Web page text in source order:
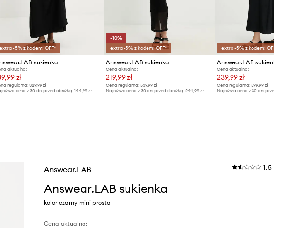
extra -5% z kodem: OFF*
sukienka
aktualna:
zł
regularna: 329,99 zł
cena z 30 dni przed obniżką: 144,99 zł
-10%
extra -5% z kodem: OFF*
Answear.LAB sukienka
Cena aktualna:
219,99 zł
Cena regularna:539,99 zł
Najniższa cena z 30 dni przed obniżką:244,99 zł
extra -5% z kodem: OFF*
Answear.LAB sukienka
Cena aktualna:
239,99 zł
Cena regularna: 599,99 zł
Najniższa cena z 30 dni przed obniżką:
Answear.LAB 1.5
Answear.LAB sukienka
kolor czarny mini prosta
Cena aktualna: